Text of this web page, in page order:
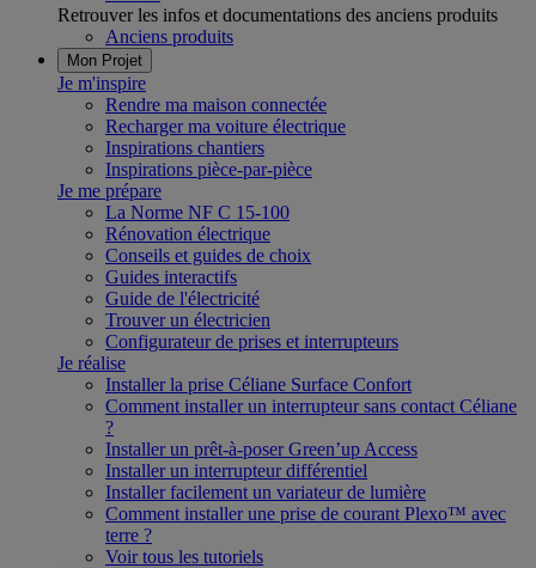
Retrouver les infos et documentations des anciens produits
Anciens produits
Mon Projet
Je m'inspire
Rendre ma maison connectée
Recharger ma voiture électrique
Inspirations chantiers
Inspirations pièce-par-pièce
Je me prépare
La Norme NF C 15-100
Rénovation électrique
Conseils et guides de choix
Guides interactifs
Guide de l'électricité
Trouver un électricien
Configurateur de prises et interrupteurs
Je réalise
Installer la prise Céliane Surface Confort
Comment installer un interrupteur sans contact Céliane
?
Installer un prêt-à-poser Green’up Access
Installer un interrupteur différentiel
Installer facilement un variateur de lumière
Comment installer une prise de courant Plexo™ avec
terre ?
Voir tous les tutoriels